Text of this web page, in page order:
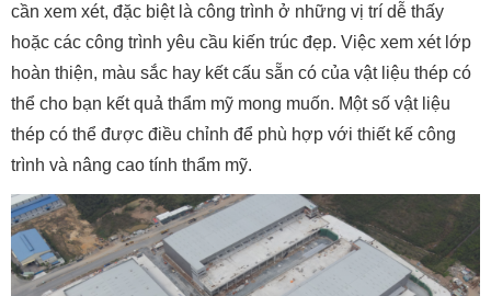
cần xem xét, đặc biệt là công trình ở những vị trí dễ thấy
hoặc các công trình yêu cầu kiến trúc đẹp. Việc xem xét lớp
hoàn thiện, màu sắc hay kết cấu sẵn có của vật liệu thép có
thể cho bạn kết quả thẩm mỹ mong muốn. Một số vật liệu
thép có thể được điều chỉnh để phù hợp với thiết kế công
trình và nâng cao tính thẩm mỹ.